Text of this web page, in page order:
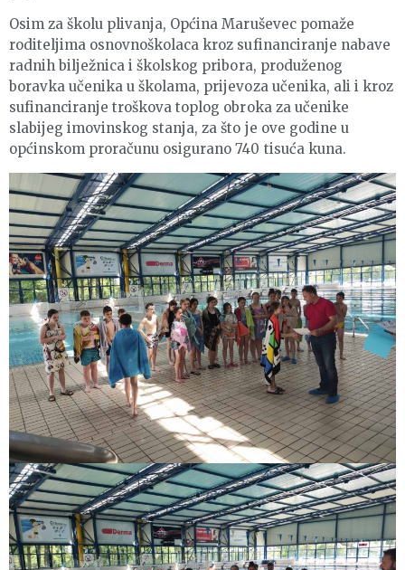
Osim za školu plivanja, Općina Maruševec pomaže
roditeljima osnovnoškolaca kroz sufinanciranje nabave
radnih bilježnica i školskog pribora, produženog
boravka učenika u školama, prijevoza učenika, ali i kroz
sufinanciranje troškova toplog obroka za učenike
slabijeg imovinskog stanja, za što je ove godine u
općinskom proračunu osigurano 740 tisuća kuna.